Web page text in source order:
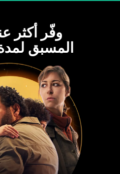
وفّر أكثر
المسبق لمدة 12